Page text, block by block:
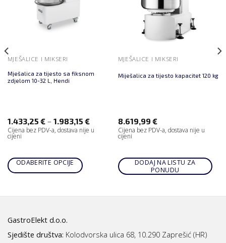
MJEŠALICE I MIKSERI
Mješalica za tijesto sa fiksnom
zdjelom 10-32 L, Hendi
1.433,25 €– 1.983,15 €
Cijena bez PDV-a, dostava nije u
cijeni
ODABERITE OPCIJE
MJEŠALICE I MIKSERI
Miješalica za tijesto kapacitet 120 kg
8.619,99 €
Cijena bez PDV-a, dostava nije u
cijeni
DODAJ NA LISTU ZA
PONUDU
GastroElekt d.o.o.
Sjedište društva: Kolodvorska ulica 68, 10.290 Zaprešić (HR)